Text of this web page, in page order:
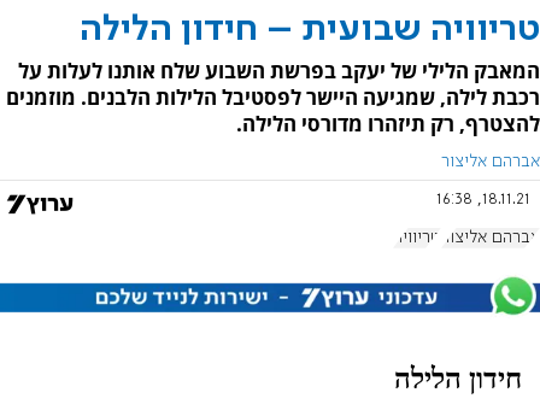
טריוויה שבועית – חידון הלילה
המאבק הלילי של יעקב בפרשת השבוע שלח אותנו לעלות על
רכבת לילה, שמגיעה היישר לפסטיבל הלילות הלבנים. מוזמנים
להצטרף, רק תיזהרו מדורסי הלילה.
אברהם אליצור
18.11.21, 16:38
אברהם אליצור טריוויה